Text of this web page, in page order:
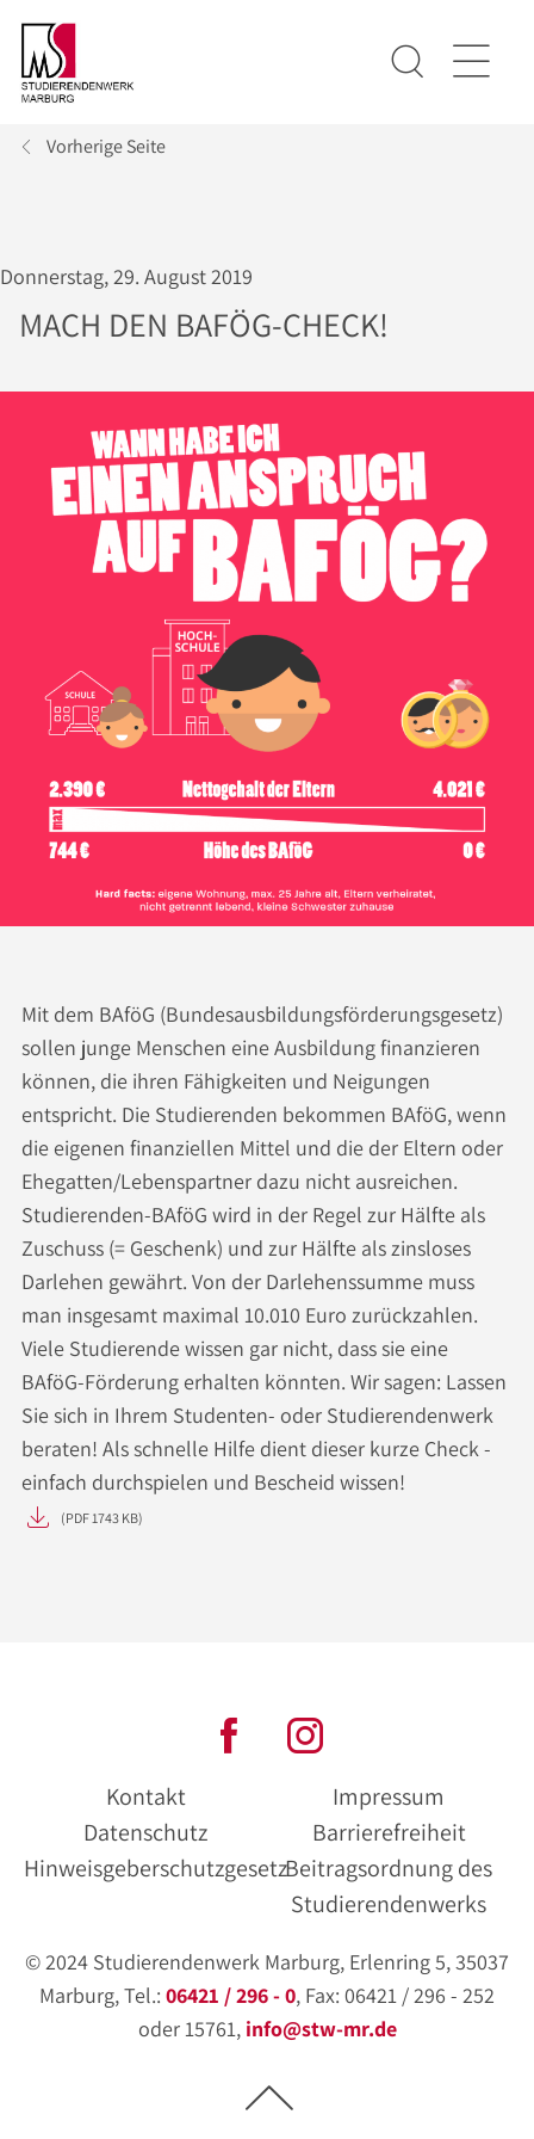
Vorherige Seite
Donnerstag, 29. August 2019
MACH DEN BAFÖG-CHECK!
Mit dem BAföG (Bundesausbildungsförderungsgesetz)
sollen junge Menschen eine Ausbildung finanzieren
können, die ihren Fähigkeiten und Neigungen
entspricht. Die Studierenden bekommen BAföG, wenn
die eigenen finanziellen Mittel und die der Eltern oder
Ehegatten/Lebenspartner dazu nicht ausreichen.
Studierenden-BAföG wird in der Regel zur Hälfte als
Zuschuss (= Geschenk) und zur Hälfte als zinsloses
Darlehen gewährt. Von der Darlehenssumme muss
man insgesamt maximal 10.010 Euro zurückzahlen.
Viele Studierende wissen gar nicht, dass sie eine
BAföG-Förderung erhalten könnten. Wir sagen: Lassen
Sie sich in Ihrem Studenten- oder Studierendenwerk
beraten! Als schnelle Hilfe dient dieser kurze Check -
einfach durchspielen und Bescheid wissen!
(PDF 1743 KB)
Kontakt
Impressum
Datenschutz
Barrierefreiheit
HinweisgeberschutzgesetzBeitragsordnung des
Studierendenwerks
© 2024 Studierendenwerk Marburg, Erlenring 5, 35037
Marburg, Tel.: 06421 / 296 - 0, Fax: 06421 / 296 - 252
oder 15761, info@stw-mr.de